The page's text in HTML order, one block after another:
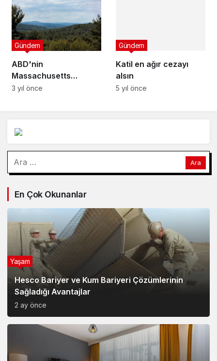
ABD'nin
Massachusetts
eyaletindeki bir
ormanda "dev"
virüsler keşfedildi
Gündem
3 yıl önce
Arama:
En Çok Okunanlar
Hesco Bariyer ve Kum Bariyeri Çözümlerinin
Sağladığı Avantajlar
2 ay önce
Yaşam
Yaşam